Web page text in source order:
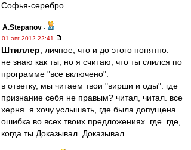
Софья-серебро
A.Stepanov -
01 авг 2012 22:41
Штиллер , личное, что и до этого понятно.
не знаю как ты, но я считаю, что ты слился по
программе "все включено".
в ответку, мы читаем твои "вирши и оды". где
признание себя не правым? читал, читал. все
херня. я хочу услышать, где была допущена
ошибка во всех твоих предложениях. где. где,
когда ты Доказывал. Доказывал.